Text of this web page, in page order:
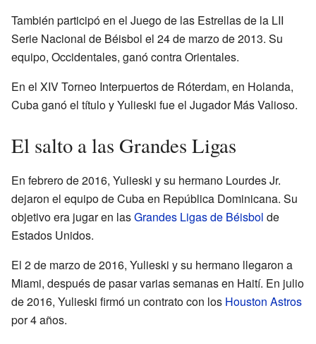
También participó en el Juego de las Estrellas de la LII
Serie Nacional de Béisbol el 24 de marzo de 2013. Su
equipo, Occidentales, ganó contra Orientales.
En el XIV Torneo Interpuertos de Róterdam, en Holanda,
Cuba ganó el título y Yulieski fue el Jugador Más Valioso.
El salto a las Grandes Ligas
En febrero de 2016, Yulieski y su hermano Lourdes Jr.
dejaron el equipo de Cuba en República Dominicana. Su
objetivo era jugar en lasGrandes Ligas de Béisbol de
Estados Unidos.
El 2 de marzo de 2016, Yulieski y su hermano llegaron a
Miami, después de pasar varias semanas en Haití. En julio
de 2016, Yulieski firmó un contrato con los Houston Astros
por 4 años.